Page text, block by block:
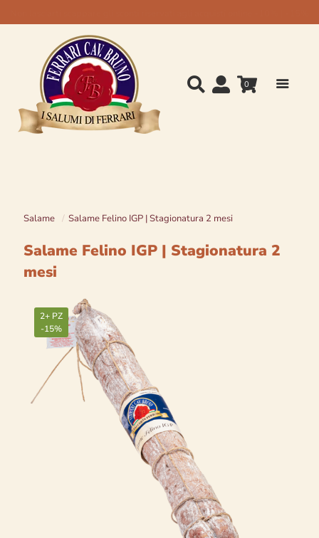
0
Salame / Salame Felino IGP | Stagionatura 2 mesi
Salame Felino IGP | Stagionatura 2
mesi
2+ PZ
-15%